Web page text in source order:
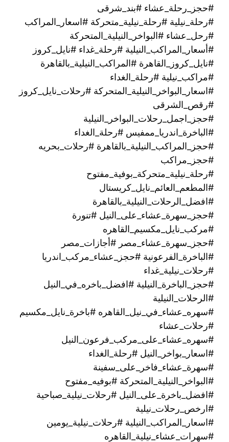
#حجز_رحلة_عشاء #بند_شرقى
#رحلة_نيلية #رحلة_نيلية_متحركة #اسعار_المراكب
#رحل_عشاء #البواخر_النيلية_المتحركة
#أسعار_المراكب_النيلية #رحلة_غداء #نايل_كروز
#نايل_كروز_القاهرة #المراكب_النيلية_بالقاهرة
#مراكب_نيلية #رحلة_الغداء
#اسعار_البواخر_النيلية_المتحركة #رحلات_نايل_كروز
#رقص_الشرقى
#حجز_اجمل_رحلات_البواخر_النيلية
#الباخرة_اندريا_ممفيس #رحلة_الغداء
#حجز_المراكب_النيلية_بالقاهرة #رحلات_بحريه
#حجز_مراكب
#رحلة_نيلية_متحركة_بوفية_مفتوح
#المطعم_العائم_نايل_كريستال
#افضل_الرحلات_النيلية_بالقاهرة
#حجز_سهرة_عشاء_على_النيل #تنورة
#مركب_نايل_مكسيم_القاهره
#حجز_سهرة_عشاء_مصر #أجازات_مصر
#الباخرة_الفرعونية #حجز_عشاء_مركب_اندريا
#رحلات_نيلية_غداء
#حجز_الباخرة_النيلية #افضل_باخره_في_النيل
#الرحلات_النيلية
#سهره_عشاء_في_نيل_القاهره‏ #باخرة_نايل_مكسيم
#رحلات_عشاء
#سهره_عشاء_على_مركب_فرعون_النيل
#اسعار_بواخر_النيل #رحلة_الغداء
#سهرة_عشاء_فاخر_على_سفينة
#البواخر_النيلية_المتحركة #بوفيه_مفتوح
#افضل_باخرة_على_النيل #رحلات_نيلية_صباحية
#ارخص_رحلات_نيلية
#اسعار_المراكب_النيلية #رحلات_نيلية_يومين
#سهرات_عشاء_نيلية_القاهره